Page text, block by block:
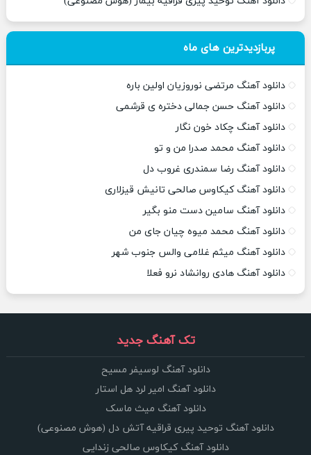
پربازدیدترین های ماه
دانلود آهنگ مرتضی نوروزیان اولین باره
دانلود آهنگ حسن جمالی دختره ی قرشمی
دانلود آهنگ چکاد خون نگار
دانلود آهنگ محمد صدرا من و تو
دانلود آهنگ رضا سمندری غروب دل
دانلود آهنگ کیکاوس صالحی تانیش قیزلاری
دانلود آهنگ سامین دست منو بگیر
دانلود آهنگ محمد میوه چیان جای من
دانلود آهنگ میثم غلامی والس جنوب شهر
دانلود آهنگ هادی روانشاد نرو فعلا
تک آهنگ جدید
دانلود آهنگ لوسیفر مسیح
دانلود آهنگ امیر لرد هل استار
دانلود آهنگ میث ماسک
دانلود آهنگ توحید پیری قراقیه آتش دل (هوش مصنوعی)
دانلود آهنگ کیکاوس صالحی زندایی